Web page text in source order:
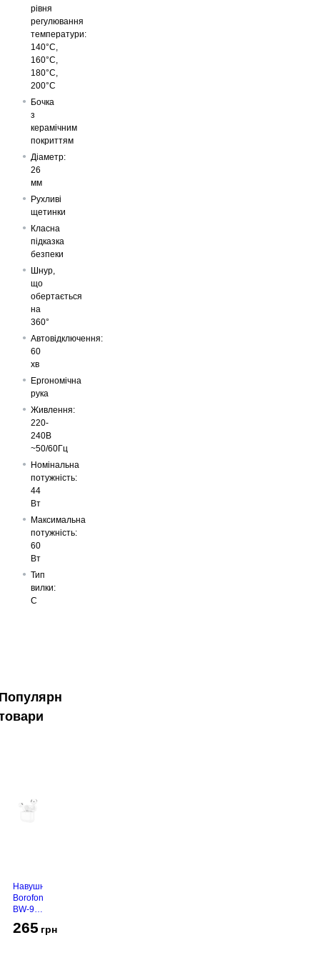
рівня
регулювання
температури:
140°C,
160°C,
180°C,
200°C
Бочка
з
керамічним
покриттям
Діаметр:
26
мм
Рухливі
щетинки
Класна
підказка
безпеки
Шнур,
що
обертається
на
360°
Автовідключення:
60
хв
Ергономічна
рука
Живлення:
220-
240В
~50/60Гц
Номінальна
потужність:
44
Вт
Максимальна
потужність:
60
Вт
Тип
вилки:
C
Навушники
Borofone
BW-94
White
265 грн